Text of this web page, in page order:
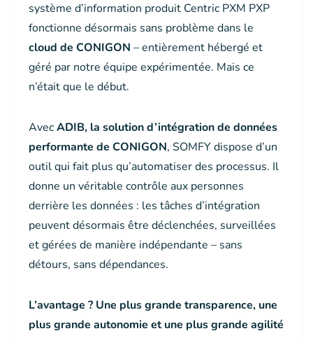
système d’information produit Centric PXM PXP
fonctionne désormais sans problème dans le
cloud de CONIGON – entièrement hébergé et
géré par notre équipe expérimentée. Mais ce
n’était que le début.
AvecADIB, la solution d’intégration de données
performante de CONIGON, SOMFY dispose d’un
outil qui fait plus qu’automatiser des processus. Il
donne un véritable contrôle aux personnes
derrière les données : les tâches d’intégration
peuvent désormais être déclenchées, surveillées
et gérées de manière indépendante – sans
détours, sans dépendances.
L’avantage ? Une plus grande transparence, une
plus grande autonomie et une plus grande agilité